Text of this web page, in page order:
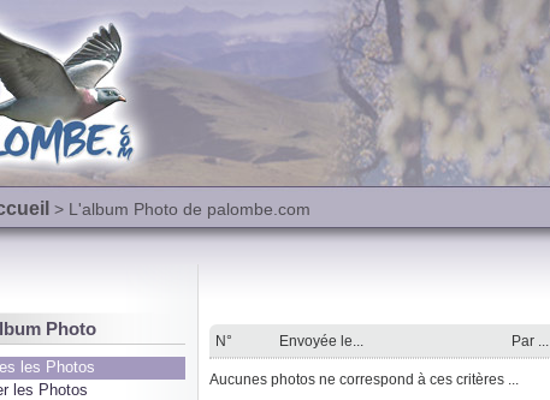
> L'album Photo de palombe.com
Photo
les Photos
les Photos
N° Envoyée le... Par ...
Aucunes photos ne correspond à ces critères ...